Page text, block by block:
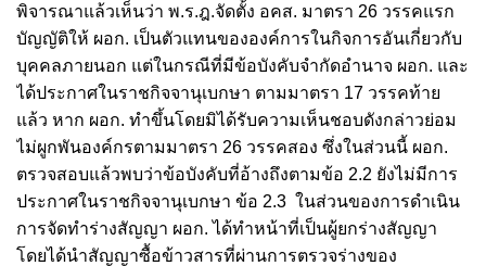
พิจารณาแล้วเห็นว่า พ.ร.ฎ.จัดตั้ง อคส. มาตรา 26 วรรคแรก
บัญญัติให้ ผอก. เป็นตัวแทนขององค์การในกิจการอันเกี่ยวกับ
บุคคลภายนอก แต่ในกรณีที่มีข้อบังคับจำกัดอำนาจ ผอก. และ
ได้ประกาศในราชกิจจานุเบกษา ตามมาตรา 17 วรรคท้าย
แล้ว หาก ผอก. ทำขึ้นโดยมิได้รับความเห็นชอบดังกล่าวย่อม
ไม่ผูกพันองค์กรตามมาตรา 26 วรรคสอง ซึ่งในส่วนนี้ ผอก.
ตรวจสอบแล้วพบว่าข้อบังคับที่อ้างถึงตามข้อ 2.2 ยังไม่มีการ
ประกาศในราชกิจจานุเบกษา ข้อ 2.3 ในส่วนของการดำเนิน
การจัดทำร่างสัญญา ผอก. ได้ทำหน้าที่เป็นผู้ยกร่างสัญญา
โดยได้นำสัญญาซื้อข้าวสารที่ผ่านการตรวจร่างของ